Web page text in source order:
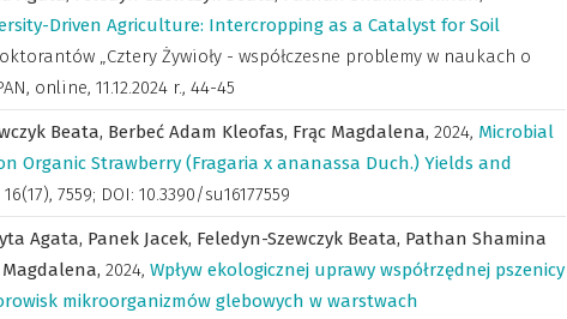
Driven Agriculture: Intercropping as a Catalyst for Soil
„Cztery Żywioły - współczesne problemy w naukach o
online, 11.12.2024 r., 44-45
Beata, Berbeć Adam Kleofas, Frąc Magdalena, 2024, Microbial
Organic Strawberry (Fragaria x ananassa Duch.) Yields and
16(17), 7559; DOI: 10.3390/su16177559
Agata, Panek Jacek, Feledyn-Szewczyk Beata, Pathan Shamina
Magdalena, 2024, Wpływ ekologicznej uprawy współrzędnej pszenicy
mikroorganizmów glebowych w warstwach